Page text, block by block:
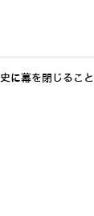
に幕を閉じるこ